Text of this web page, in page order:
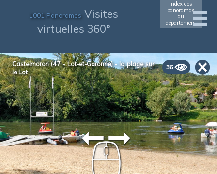
1001 Panoramas Visites
virtuelles 360°
Index des
panoramas
du
département
36
Castelmoron (47 - Lot-et-Garonne) - la plage sur
le Lot